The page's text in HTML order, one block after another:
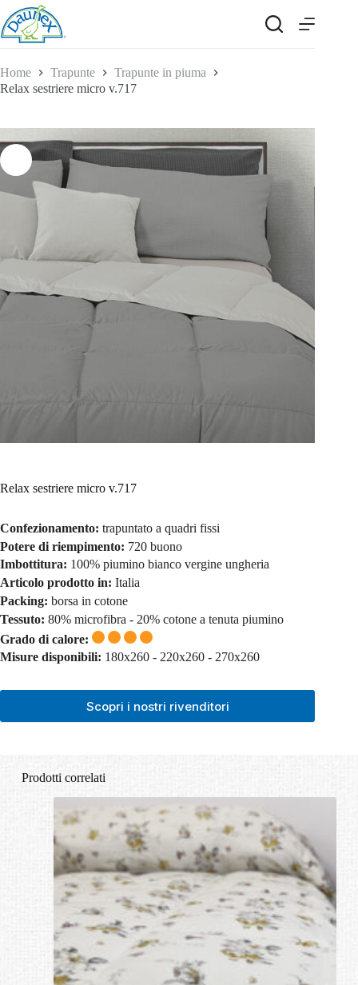
Salta
al
contenuto
Home Trapunte
Trapunte in piuma
Relax sestriere micro v.717
Relax sestriere micro v.717
Confezionamento: trapuntato a quadri fissi
Potere di riempimento: 720 buono
Imbottitura: 100% piumino bianco vergine ungheria
Articolo prodotto in: Italia
Packing: borsa in cotone
Tessuto: 80% microfibra - 20% cotone a tenuta piumino
Grado di calore:
Misure disponibili: 180x260 - 220x260 - 270x260
Scopri i nostri rivenditori
Prodotti correlati